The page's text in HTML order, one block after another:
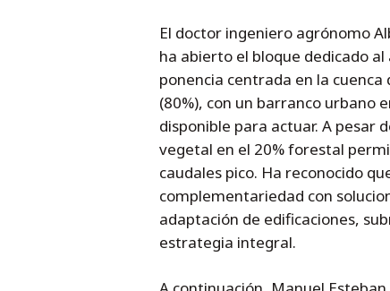
El doctor ingeniero agrónomo
ha abierto el bloque dedicado
ponencia centrada en la
(80%), con un barranco urbano
disponible para actuar. A pesar
vegetal en el 20% forestal
caudales pico. Ha reconocido
complementariedad con
adaptación de edificaciones,
estrategia integral.